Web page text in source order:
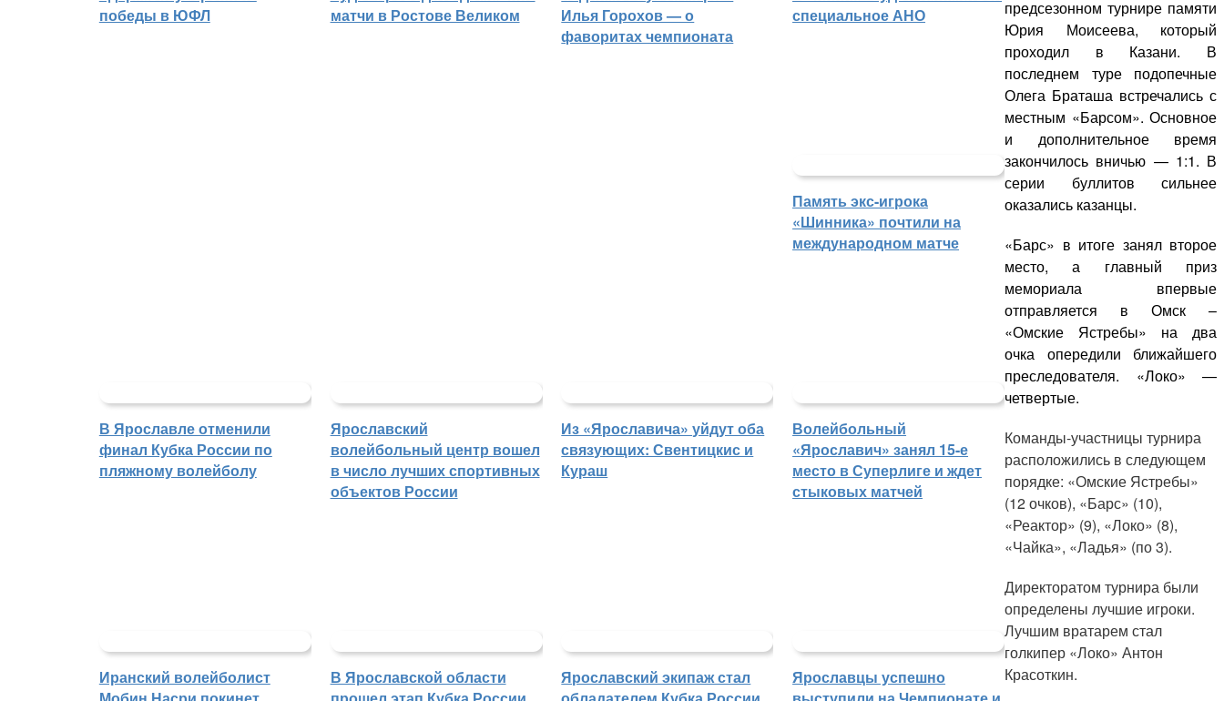
победы в ЮФЛ
матчи в Ростове Великом
Илья Горохов — о
фаворитах чемпионата
специальное АНО
Память экс-игрока
«Шинника» почтили на
международном матче
В Ярославле отменили
финал Кубка России по
пляжному волейболу
Ярославский
волейбольный центр вошел
в число лучших спортивных
объектов России
Из «Ярославича» уйдут оба
связующих: Свентицкис и
Кураш
Волейбольный
«Ярославич» занял 15-е
место в Суперлиге и ждет
стыковых матчей
Иранский волейболист
В Ярославской области
Ярославский экипаж стал
Ярославцы успешно
предсезонном турнире памяти
Юрия Моисеева, который
проходил в Казани. В
последнем туре подопечные
Олега Браташа встречались с
местным «Барсом». Основное
и дополнительное время
закончилось вничью — 1:1. В
серии буллитов сильнее
оказались казанцы.
«Барс» в итоге занял второе
место, а главный приз
мемориала впервые
отправляется в Омск –
«Омские Ястребы» на два
очка опередили ближайшего
преследователя. «Локо» —
четвертые.
Команды-участницы турнира
расположились в следующем
порядке: «Омские Ястребы»
(12 очков), «Барс» (10),
«Реактор» (9), «Локо» (8),
«Чайка», «Ладья» (по 3).
Директоратом турнира были
определены лучшие игроки.
Лучшим вратарем стал
голкипер «Локо» Антон
Красоткин.